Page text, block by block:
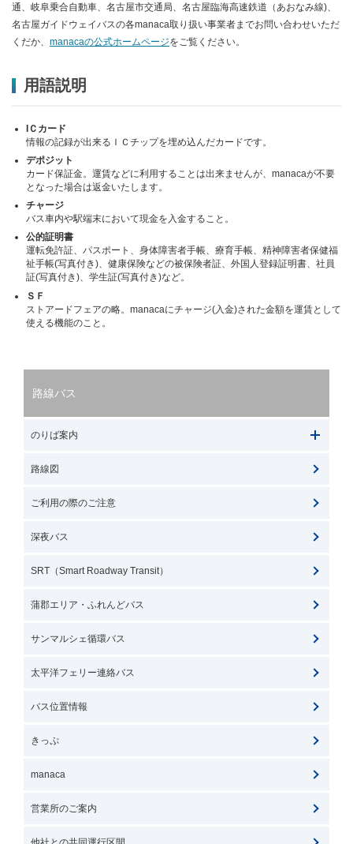
通、岐阜乗合自動車、名古屋市交通局、名古屋臨海高速鉄道（あおなみ線)、
名古屋ガイドウェイバスの各manaca取り扱い事業者までお問い合わせいただ
くだか、 manacaの公式ホームページをご覧ください。
用語説明
IＣカード
情報の記録が出来るＩＣチップを埋め込んだカードです。
デポジット
カード保証金。運賃などに利用することは出来ませんが、manacaが不要
となった場合は返金いたします。
チャージ
バス車内や駅端末において現金を入金すること。
公的証明書
運転免許証、パスポート、身体障害者手帳、療育手帳、精神障害者保健福
祉手帳(写真付き)、健康保険などの被保険者証、外国人登録証明書、社員
証(写真付き)、学生証(写真付き)など。
ＳＦ
ストアードフェアの略。manacaにチャージ(入金)された金額を運賃として
使える機能のこと。
路線バス
のりば案内
路線図
ご利用の際のご注意
深夜バス
SRT（Smart Roadway Transit）
蒲郡エリア・ふれんどバス
サンマルシェ循環バス
太平洋フェリー連絡バス
バス位置情報
きっぷ
manaca
営業所のご案内